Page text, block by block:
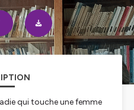
qui touche une femme